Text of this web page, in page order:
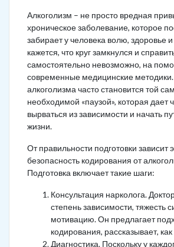
Алкоголизм – не просто вредная
хроническое заболевание, которое
забирает у человека волю, здоровье и
кажется, что круг замкнулся и
самостоятельно невозможно, на
современные медицинские
алкоголизма часто становится той
необходимой «паузой», которая дает
вырваться из зависимости и начать
жизни.
От правильности подготовки зависит
безопасность кодирования от
Подготовка включает такие шаги:
Консультация нарколога.
степень зависимости, тяжесть
мотивацию. Он предлагает
кодирования, рассказывает,
Диагностика. Поскольку у